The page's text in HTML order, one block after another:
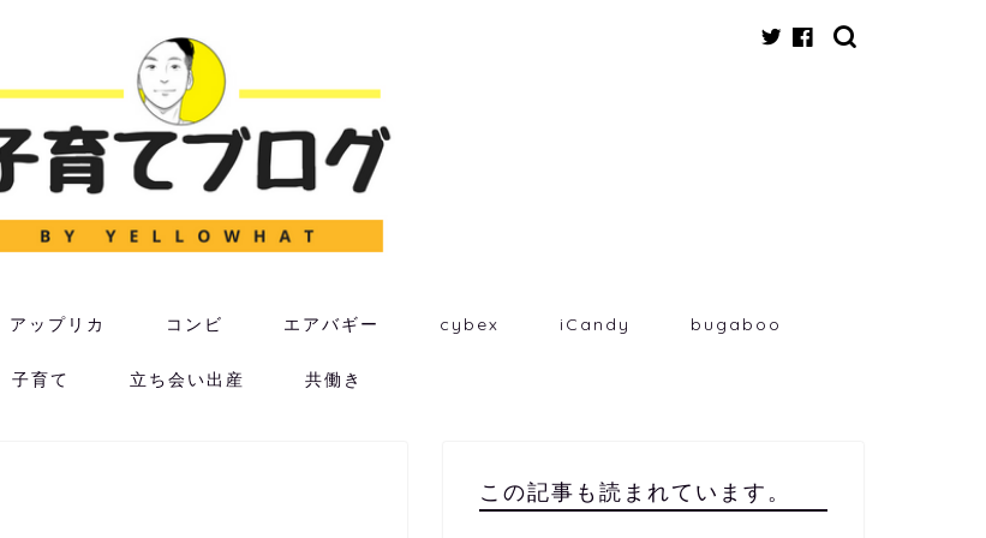
アップリカ コンビ エアバギー cybex iCandy bugaboo
子育て 立ち会い出産 共働き
この記事も読まれています。